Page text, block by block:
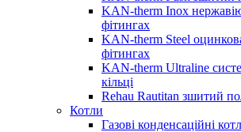
KAN-therm Inox
фітингах
KAN-therm Steel
фітингах
KAN-therm Ultraline
кільці
Rehau Rautitan зшитий
Котли
Газові конденсаційні